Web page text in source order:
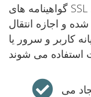
گواهینامه های SSL برای امنیت اینترنت اساسی هستند.
و اجازه انتقال
کاربر و سرور یا
می